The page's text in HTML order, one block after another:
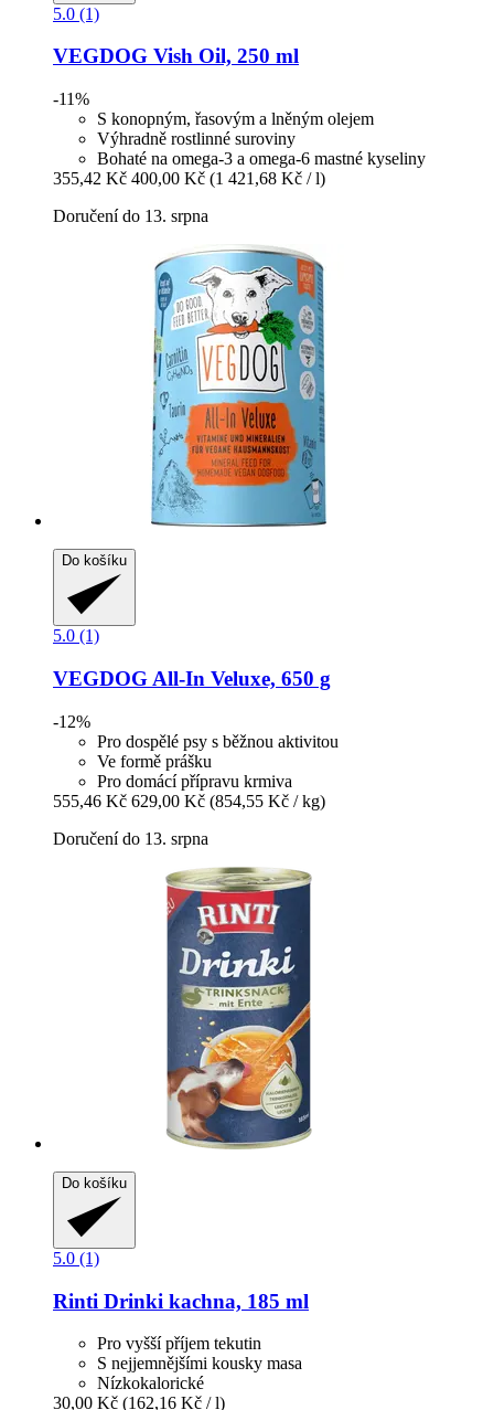
5.0 (1)
VEGDOG Vish Oil, 250 ml
-11%
S konopným, řasovým a lněným olejem
Výhradně rostlinné suroviny
Bohaté na omega-3 a omega-6 mastné kyseliny
355,42 Kč 400,00 Kč (1 421,68 Kč / l)
Doručení do 13. srpna
Do košíku
5.0 (1)
VEGDOG All-​In Veluxe, 650 g
-12%
Pro dospělé psy s běžnou aktivitou
Ve formě prášku
Pro domácí přípravu krmiva
555,46 Kč 629,00 Kč (854,55 Kč / kg)
Doručení do 13. srpna
Do košíku
5.0 (1)
Rinti Drinki kachna, 185 ml
Pro vyšší příjem tekutin
S nejjemnějšími kousky masa
Nízkokalorické
30,00 Kč (162,16 Kč / l)